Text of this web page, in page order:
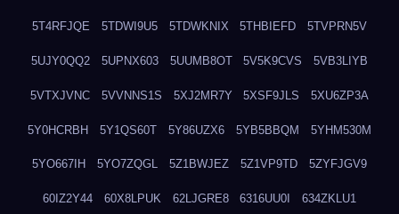
5T4RFJQE 5TDWI9U5 5TDWKNIX 5THBIEFD 5TVPRN5V
5UJY0QQ2 5UPNX603 5UUMB8OT 5V5K9CVS 5VB3LIYB
5VTXJVNC 5VVNNS1S 5XJ2MR7Y 5XSF9JLS 5XU6ZP3A
5Y0HCRBH 5Y1QS60T 5Y86UZX6 5YB5BBQM 5YHM530M
5YO667IH 5YO7ZQGL 5Z1BWJEZ 5Z1VP9TD 5ZYFJGV9
60IZ2Y44 60X8LPUK 62LJGRE8 6316UU0I 634ZKLU1